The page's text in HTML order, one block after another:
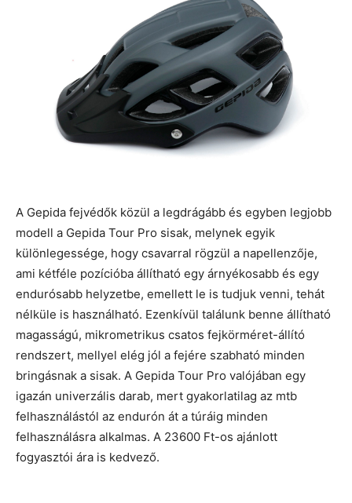
A Gepida fejvédők közül a legdrágább és egyben legjobb
modell a Gepida Tour Pro sisak, melynek egyik
különlegessége, hogy csavarral rögzül a napellenzője,
ami kétféle pozícióba állítható egy árnyékosabb és egy
endurósabb helyzetbe, emellett le is tudjuk venni, tehát
nélküle is használható. Ezenkívül találunk benne állítható
magasságú, mikrometrikus csatos fejkörméret-állító
rendszert, mellyel elég jól a fejére szabható minden
bringásnak a sisak. A Gepida Tour Pro valójában egy
igazán univerzális darab, mert gyakorlatilag az mtb
felhasználástól az endurón át a túráig minden
felhasználásra alkalmas. A 23600 Ft-os ajánlott
fogyasztói ára is kedvező.